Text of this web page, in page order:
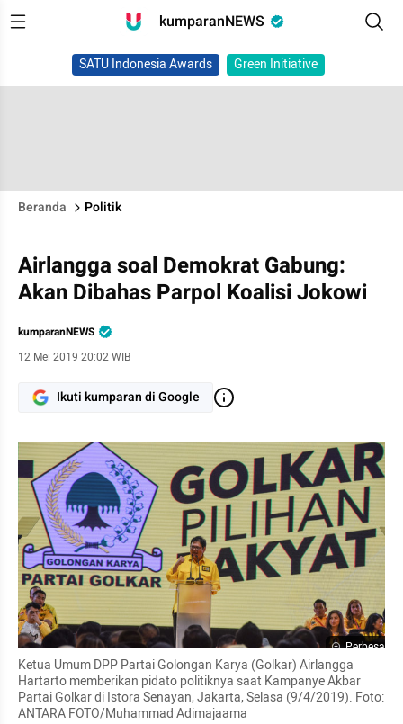
kumparanNEWS
SATU Indonesia Awards Green Initiative
Beranda Politik
Airlangga soal Demokrat Gabung:
Akan Dibahas Parpol Koalisi Jokowi
kumparanNEWS
12 Mei 2019 20:02 WIB
Ikuti kumparan di Google
Perbesar
Ketua Umum DPP Partai Golongan Karya (Golkar) Airlangga
Hartarto memberikan pidato politiknya saat Kampanye Akbar
Partai Golkar di Istora Senayan, Jakarta, Selasa (9/4/2019). Foto:
ANTARA FOTO/Muhammad Adimajaama